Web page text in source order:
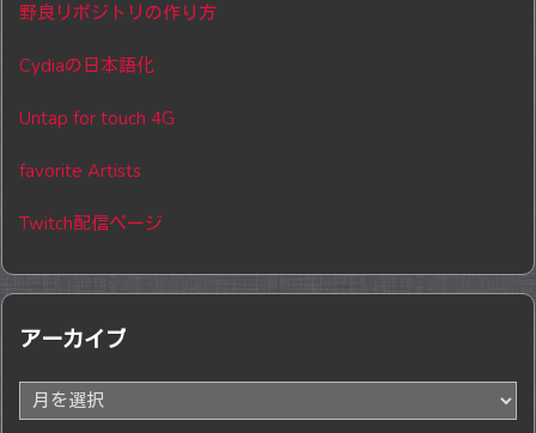
野良リポジトリの作り方
Cydiaの日本語化
Untap for touch 4G
favorite Artists
Twitch配信ページ
アーカイブ
ア
ー